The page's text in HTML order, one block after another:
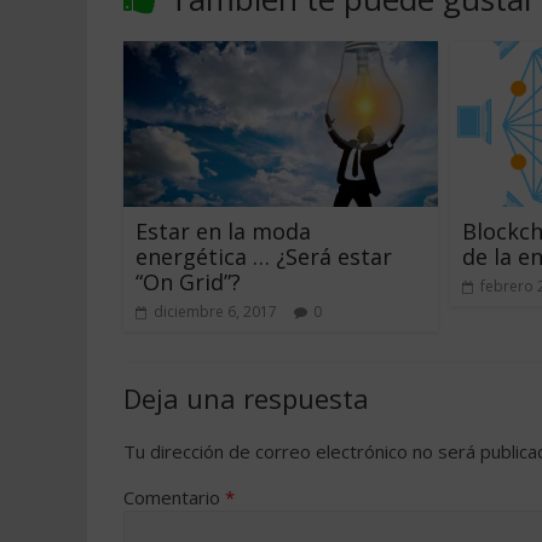
Estar en la moda
energética … ¿Será estar
“On Grid”?
diciembre 6, 2017 0
de la
febrero
Deja una respuesta
Tu dirección de correo electrónico no será
Comentario *